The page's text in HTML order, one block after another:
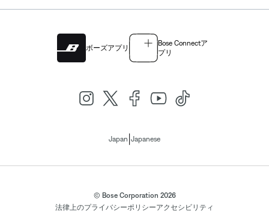
ボーズアプリ
Bose Connectア
プリ
Japan Japanese
© Bose Corporation 2026
法律上のプライバシーポリシーアクセシビリティ